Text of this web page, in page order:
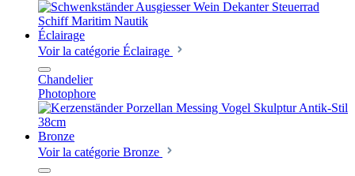
Éclairage
Voir la catégorie Éclairage
Chandelier
Photophore
Bronze
Voir la catégorie Bronze